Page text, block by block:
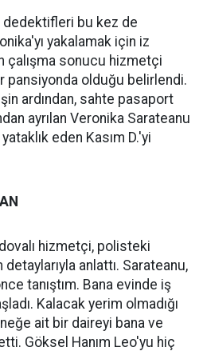
dedektifleri bu kez de
yakalamak için iz
çalışma sonucu hizmetçi
pansiyonda olduğu belirlendi.
ardından, sahte pasaport
ayrılan Veronika Sarateanu
eden Kasım D.'yi
hizmetçi, polisteki
anlattı. Sarateanu,
tanıştım. Bana evinde iş
Kalacak yerim olmadığı
ait bir daireyi bana ve
Göksel Hanım Leo'yu hiç